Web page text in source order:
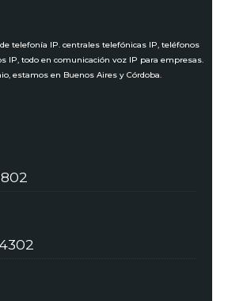
telefonía IP. centrales telefónicas IP, teléfonos
IP, todo en comunicación voz IP para empresas.
estamos en Buenos Aires y Córdoba.